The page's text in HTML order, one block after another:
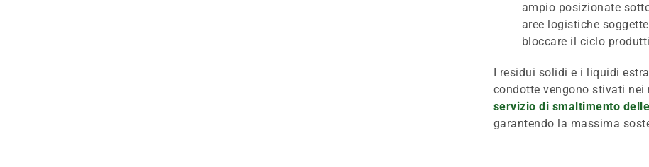
ampio posizionate
aree logistiche
bloccare il ciclo
I residui solidi e i liquidi
condotte vengono stivati
servizio di smaltimento
garantendo la massima